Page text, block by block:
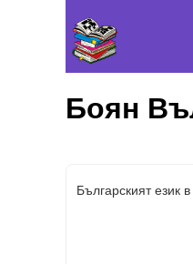
Боян
Българският език